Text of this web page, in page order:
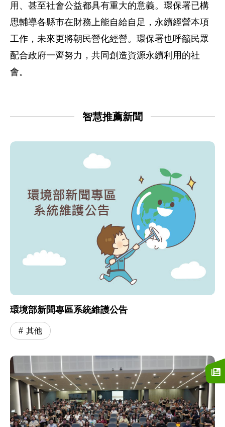
用、甚至社會公益都具有重大的意義。環保署已構
思輔導各縣市在財務上能自給自足，永續經營本項
工作，未來更將朝民營化經營。環保署也呼籲民眾
配合政府一齊努力，共同創造資源永續利用的社
會。
智慧推薦新聞
環境部新聞專區系統維護公告
其他